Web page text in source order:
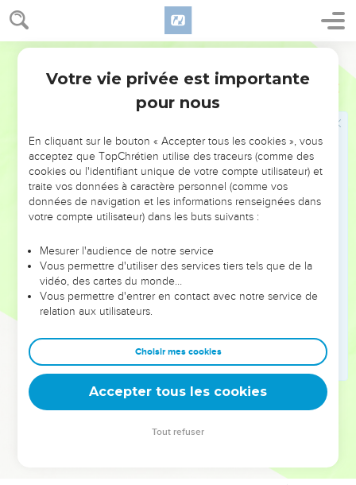
Daniel 10
encore cette époque-là. »
Pendant qu'il m'adressait ces paroles, je regardais par terre
et restais silencieux.
Quelqu'un qui avait une apparence humaine a touché mes
lèvres. J'ai ouvert la bouche et me suis mis à parler ; j’ai dit à
celui qui se tenait en face de moi : « Mon seigneur, j’ai été
bouleversé de douleur par cette apparition et j'ai perdu toute
force.
Comment pourrais-je, moi ton serviteur, te parler à toi,
mon seigneur ? Désormais je n’ai plus de force et il ne me
reste plus de souffle. »
touché et m’a fortifié ;
il m’a dit : « N’aie pas peur, homme considéré comme
précieux ! Que la paix soit avec toi ! Fortifie-toi ! Fortifie-
toi ! » Pendant qu’il me parlait, j’ai repris des forces. J’ai alors
dit : « Que mon seigneur parle, car tu m'as fortifié. »
Il m’a dit : « Sais-tu pourquoi je suis venu vers toi ?
Maintenant je retourne combattre le chef de la Perse et,
quand je partirai, le chef de la Grèce viendra.
Cependant, je veux t’annoncer ce qui est écrit dans le
Votre vie privée est importante
pour nous
En cliquant sur le bouton « Accepter tous les cookies », vous
acceptez que TopChrétien utilise des traceurs (comme des
cookies ou l'identifiant unique de votre compte utilisateur) et
traite vos données à caractère personnel (comme vos
données de navigation et les informations renseignées dans
votre compte utilisateur) dans les buts suivants :
Mesurer l'audience de notre service
Vous permettre d'utiliser des services tiers tels que de la
vidéo, des cartes du monde…
Vous permettre d'entrer en contact avec notre service de
relation aux utilisateurs.
Choisir mes cookies
Accepter tous les cookies
Tout refuser